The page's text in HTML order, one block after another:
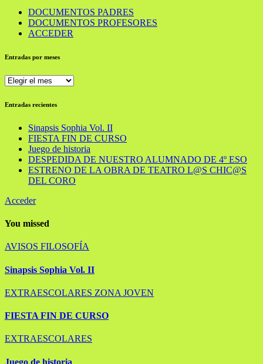
DOCUMENTOS PADRES
DOCUMENTOS PROFESORES
ACCEDER
Entradas por meses
Entradas
meses
Entradas recientes
Sinapsis Sophia Vol. II
FIESTA FIN DE CURSO
Juego de historia
DESPEDIDA DE NUESTRO ALUMNADO DE 4º ESO
ESTRENO DE LA OBRA DE TEATRO L@S CHIC@S
DEL CORO
Acceder
You missed
AVISOS FILOSOFÍA
Sinapsis Sophia Vol. II
EXTRAESCOLARES ZONA JOVEN
FIESTA FIN DE CURSO
EXTRAESCOLARES
Juego de historia